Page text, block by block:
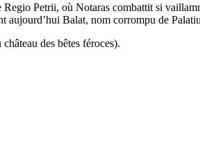
Petrii, où Notaras combattit si
aujourd’hui Balat, nom corrompu de
des bêtes féroces).